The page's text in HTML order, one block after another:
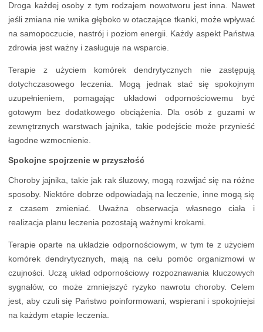
Droga każdej osoby z tym rodzajem nowotworu jest inna. Nawet
jeśli zmiana nie wnika głęboko w otaczające tkanki, może wpływać
na samopoczucie, nastrój i poziom energii. Każdy aspekt Państwa
zdrowia jest ważny i zasługuje na wsparcie.
Terapie z użyciem komórek dendrytycznych nie zastępują
dotychczasowego leczenia. Mogą jednak stać się spokojnym
uzupełnieniem, pomagając układowi odpornościowemu być
gotowym bez dodatkowego obciążenia. Dla osób z guzami w
zewnętrznych warstwach jajnika, takie podejście może przynieść
łagodne wzmocnienie.
Spokojne spojrzenie w przyszłość
Choroby jajnika, takie jak rak śluzowy, mogą rozwijać się na różne
sposoby. Niektóre dobrze odpowiadają na leczenie, inne mogą się
z czasem zmieniać. Uważna obserwacja własnego ciała i
realizacja planu leczenia pozostają ważnymi krokami.
Terapie oparte na układzie odpornościowym, w tym te z użyciem
komórek dendrytycznych, mają na celu pomóc organizmowi w
czujności. Uczą układ odpornościowy rozpoznawania kluczowych
sygnałów, co może zmniejszyć ryzyko nawrotu choroby. Celem
jest, aby czuli się Państwo poinformowani, wspierani i spokojniejsi
na każdym etapie leczenia.